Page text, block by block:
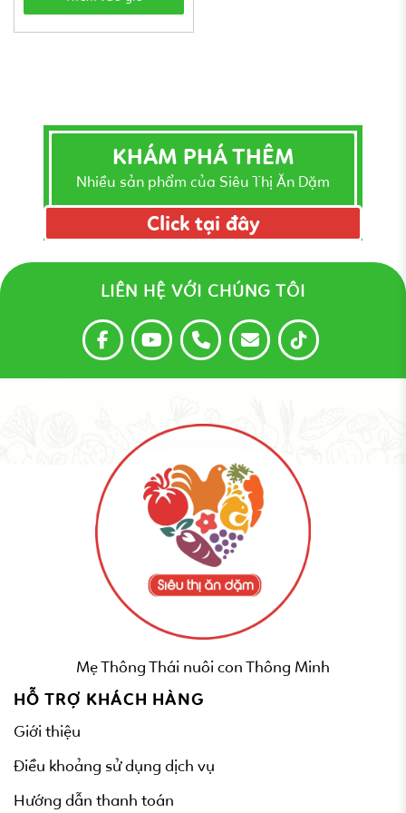
KHÁM PHÁ THÊM
Nhiều sản phẩm của Siêu Thị Ăn Dặm
Click tại đây
LIÊN HỆ VỚI CHÚNG TÔI
Mẹ Thông Thái nuôi con Thông Minh
HỖ TRỢ KHÁCH HÀNG
Giới thiệu
Điều khoảng sử dụng dịch vụ
Hướng dẫn thanh toán